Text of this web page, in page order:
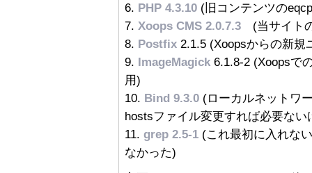
6. PHP 4.3.10 (旧コンテンツの
7. Xoops CMS 2.0.7.3 (当サイト
8. Postfix 2.1.5 (Xoopsからの新規
9. ImageMagick 6.1.8-2 (Xoopsで
用)
10. Bind 9.3.0 (ローカルネットワ
hostsファイル変更すれば必要ない
11. grep 2.5-1 (これ最初に入れな
なかった)